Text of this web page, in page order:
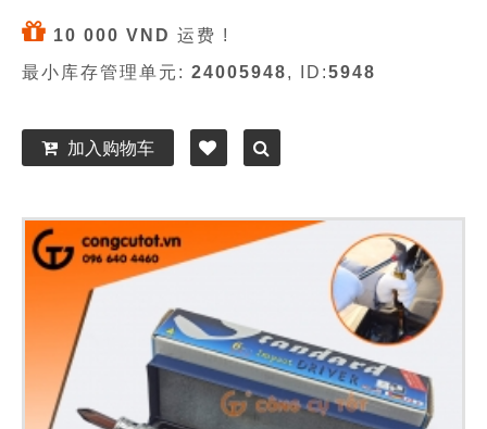
10 000 VND 运费 !
最小库存管理单元: 24005948, ID:5948
加入购物车